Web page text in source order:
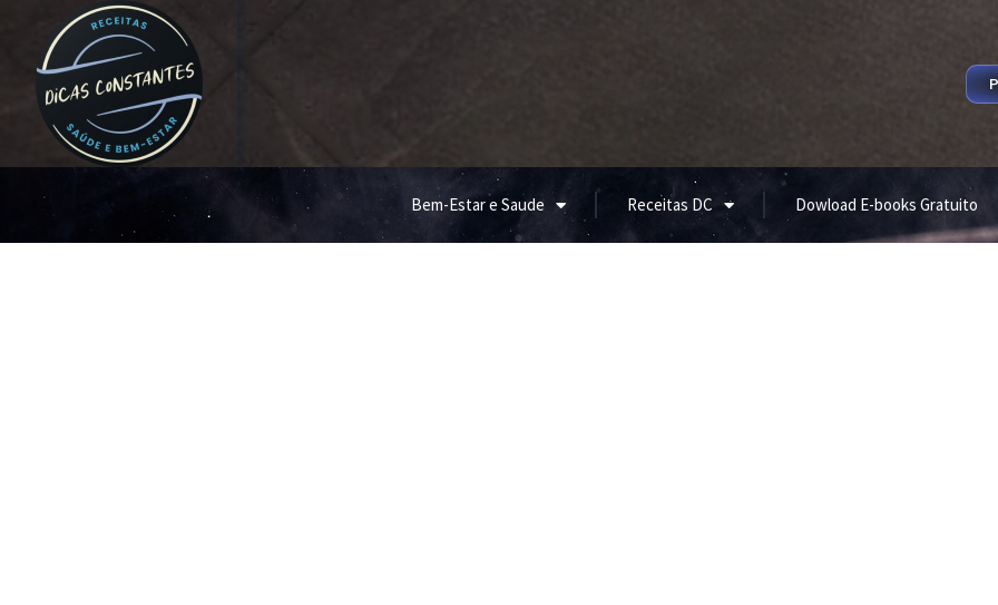
Bem-Estar e Saude Receitas DC Dowload E-books Gratuito